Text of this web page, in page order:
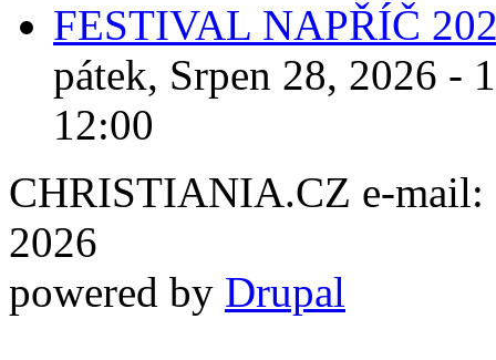
FESTIVAL NAPŘÍČ
pátek, Srpen 28, 2026 -
12:00
CHRISTIANIA.CZ e-mail:
2026
powered by Drupal